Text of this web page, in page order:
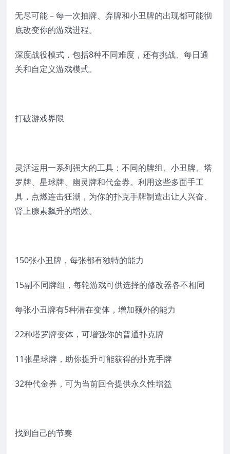
无尽可能 – 每一次抽牌、弃牌和小丑牌的出现都可能彻
底改变你的游戏进程。
深度战役模式，包括8种不同难度，还有挑战、每日通
关和自定义游戏模式。
打破游戏界限
灵活运用一系列强大的工具：不同的牌组、小丑牌、塔
罗牌、星球牌、幽灵牌和代金券。利用这些多面手工
具，点燃连击狂潮，为你的扑克手牌制造出让人兴奋、
肾上腺素飙升的增效。
150张小丑牌，每张都有独特的能力
15副不同牌组，每轮游戏可供选择的修改器各不相同
每张小丑牌有5种潜在变体，增加额外的能力
22种塔罗牌变体，可增强你的普通扑克牌
11张星球牌，助你提升可能获得的扑克手牌
32种代金券，可为当前回合提供永久性增益
找到自己的节奏